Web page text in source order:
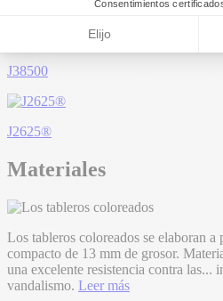
J38500
J2625®
Materiales
Los tableros coloreados se elaboran
compacto de 13 mm de grosor.
una excelente resistencia contra las...
vandalismo. Leer más